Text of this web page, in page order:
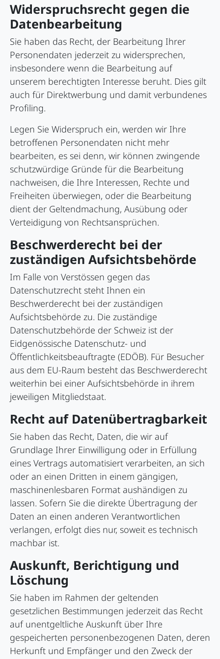
Widerspruchsrecht gegen die
Datenbearbeitung
Sie haben das Recht, der Bearbeitung Ihrer
Personendaten jederzeit zu widersprechen,
insbesondere wenn die Bearbeitung auf
unserem berechtigten Interesse beruht. Dies gilt
auch für Direktwerbung und damit verbundenes
Profiling.
Legen Sie Widerspruch ein, werden wir Ihre
betroffenen Personendaten nicht mehr
bearbeiten, es sei denn, wir können zwingende
schutzwürdige Gründe für die Bearbeitung
nachweisen, die Ihre Interessen, Rechte und
Freiheiten überwiegen, oder die Bearbeitung
dient der Geltendmachung, Ausübung oder
Verteidigung von Rechtsansprüchen.
Beschwerde­recht bei der
zuständigen Aufsichts­behörde
Im Falle von Verstössen gegen das
Datenschutzrecht steht Ihnen ein
Beschwerderecht bei der zuständigen
Aufsichtsbehörde zu. Die zuständige
Datenschutzbehörde der Schweiz ist der
Eidgenössische Datenschutz- und
Öffentlichkeitsbeauftragte (EDÖB). Für Besucher
aus dem EU-Raum besteht das Beschwerderecht
weiterhin bei einer Aufsichtsbehörde in ihrem
jeweiligen Mitgliedstaat.
Recht auf Daten­übertrag­barkeit
Sie haben das Recht, Daten, die wir auf
Grundlage Ihrer Einwilligung oder in Erfüllung
eines Vertrags automatisiert verarbeiten, an sich
oder an einen Dritten in einem gängigen,
maschinenlesbaren Format aushändigen zu
lassen. Sofern Sie die direkte Übertragung der
Daten an einen anderen Verantwortlichen
verlangen, erfolgt dies nur, soweit es technisch
machbar ist.
Auskunft, Berichtigung und
Löschung
Sie haben im Rahmen der geltenden
gesetzlichen Bestimmungen jederzeit das Recht
auf unentgeltliche Auskunft über Ihre
gespeicherten personenbezogenen Daten, deren
Herkunft und Empfänger und den Zweck der